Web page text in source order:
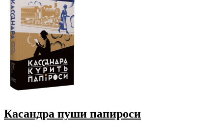
Касандра пуши папироси